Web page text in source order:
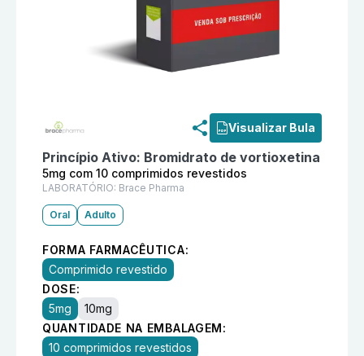
Visualizar Bula
Princípio Ativo: Bromidrato de vortioxetina
5mg com 10 comprimidos revestidos
LABORATÓRIO: Brace Pharma
Oral Adulto
FORMA FARMACÊUTICA:
Comprimido revestido
DOSE:
5mg
10mg
QUANTIDADE NA EMBALAGEM:
10 comprimidos revestidos